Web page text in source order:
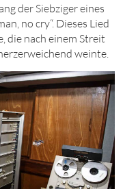
der Siebziger eines
no cry“. Dieses Lied
die nach einem Streit
weinte.